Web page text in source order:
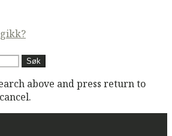
above and press return to